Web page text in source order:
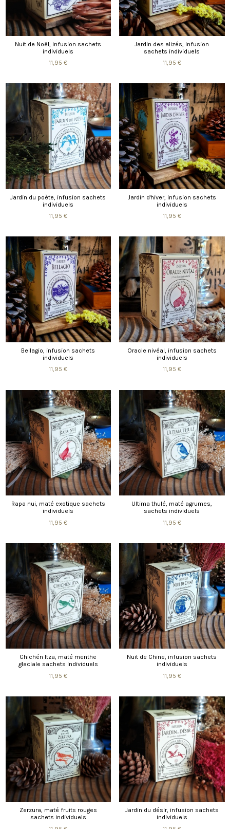
Nuit de Noël, infusion sachets
individuels
11,95 €
Jardin des alizés, infusion
sachets individuels
11,95 €
Jardin du poète, infusion sachets
individuels
11,95 €
Jardin d'hiver, infusion sachets
individuels
11,95 €
Bellagio, infusion sachets
individuels
11,95 €
Oracle nivéal, infusion sachets
individuels
11,95 €
Rapa nui, maté exotique sachets
individuels
11,95 €
Ultima thulé, maté agrumes,
sachets individuels
11,95 €
Chichén Itza, maté menthe
glaciale sachets individuels
11,95 €
Nuit de Chine, infusion sachets
individuels
11,95 €
Zerzura, maté fruits rouges
sachets individuels
Jardin du désir, infusion sachets
individuels